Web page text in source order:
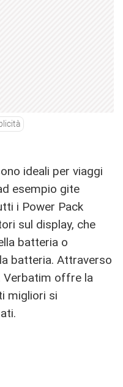
ideali per viaggi
esempio gite
i Power Pack
sul display, che
batteria o
batteria. Attraverso
Verbatim offre la
migliori si